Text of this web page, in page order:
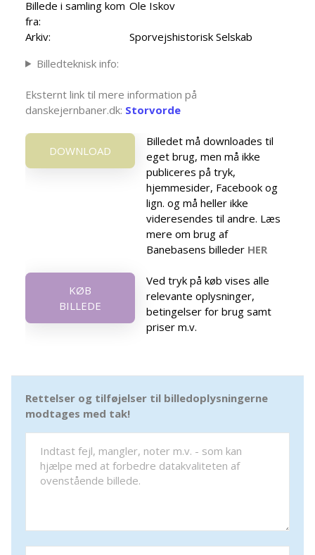
Billede i samling kom
fra:
Ole Iskov
Arkiv:
Sporvejshistorisk Selskab
Billedteknisk info:
Eksternt link til mere information på
danskejernbaner.dk: Storvorde
DOWNLOAD
Billedet må downloades til
eget brug, men må ikke
publiceres på tryk,
hjemmesider, Facebook og
lign. og må heller ikke
videresendes til andre. Læs
mere om brug af
Banebasens billeder HER
KØB
BILLEDE
Ved tryk på køb vises alle
relevante oplysninger,
betingelser for brug samt
priser m.v.
Rettelser og tilføjelser til billedoplysningerne
modtages med tak!